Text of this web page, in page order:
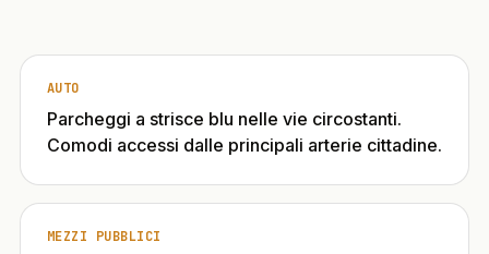
AUTO
Parcheggi a strisce blu nelle vie circostanti.
Comodi accessi dalle principali arterie cittadine.
MEZZI PUBBLICI